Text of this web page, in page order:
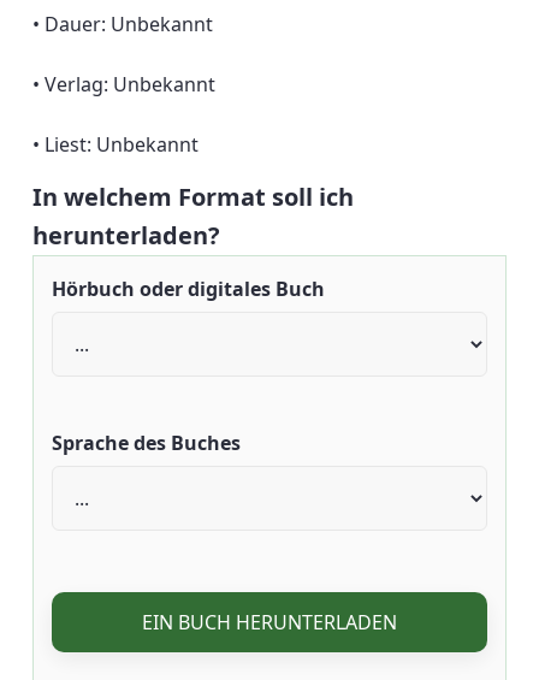
• Dauer: Unbekannt
• Verlag: Unbekannt
• Liest: Unbekannt
In welchem Format soll ich
herunterladen?
Hörbuch oder digitales Buch
Sprache des Buches
EIN BUCH HERUNTERLADEN